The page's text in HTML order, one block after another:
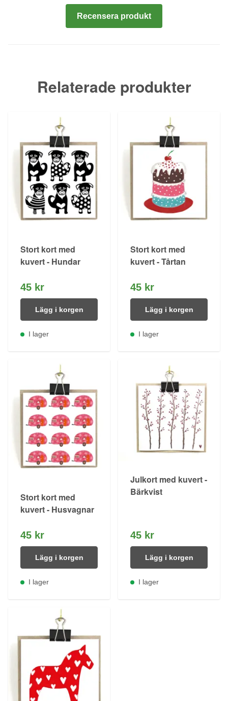
Recensera produkt
Relaterade produkter
Stort kort med
kuvert - Hundar
45 kr
Lägg i korgen
I lager
Stort kort med
kuvert - Tårtan
45 kr
Lägg i korgen
I lager
Stort kort med
kuvert - Husvagnar
45 kr
Lägg i korgen
I lager
Julkort med kuvert -
Bärkvist
45 kr
Lägg i korgen
I lager